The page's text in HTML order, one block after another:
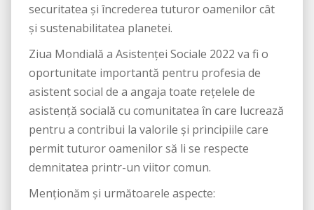
securitatea și încrederea tuturor oamenilor cât
și sustenabilitatea planetei.
Ziua Mondială a Asistenței Sociale 2022 va fi o
oportunitate importantă pentru profesia de
asistent social de a angaja toate rețelele de
asistență socială cu comunitatea în care lucrează
pentru a contribui la valorile și principiile care
permit tuturor oamenilor să li se respecte
demnitatea printr-un viitor comun.
Menționăm şi următoarele aspecte: